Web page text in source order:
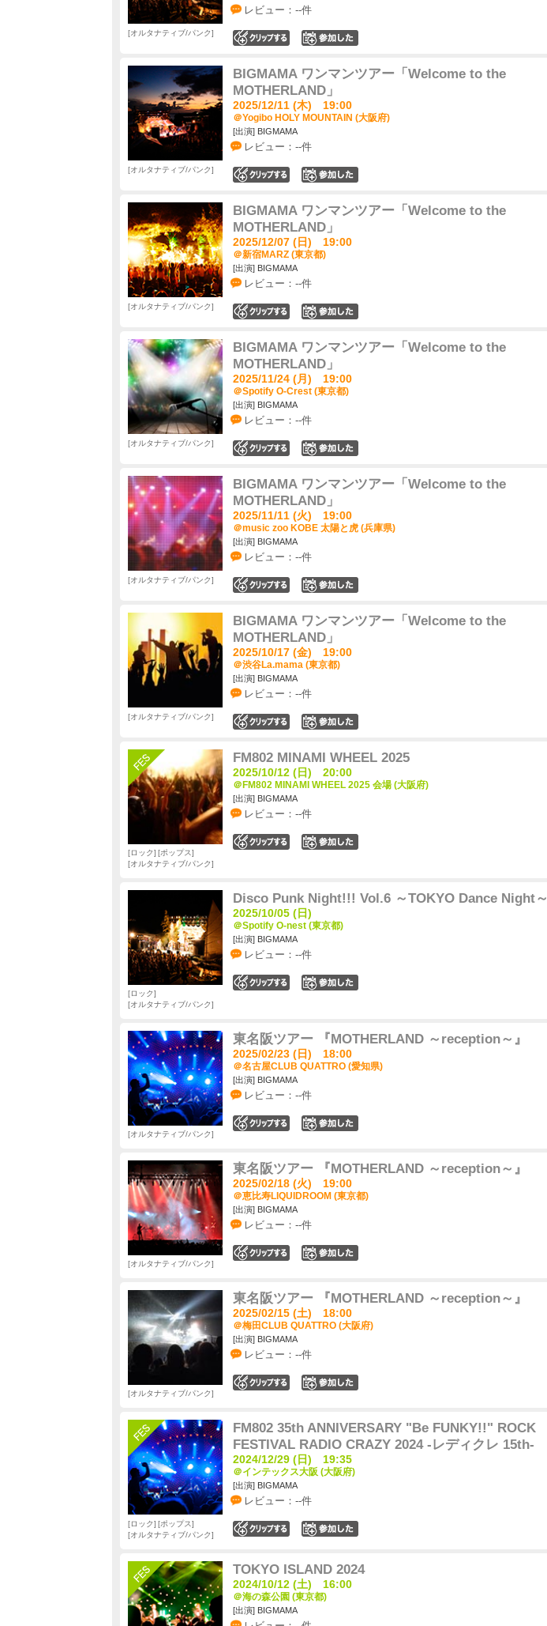
レビュー：--件
オルタナティブ/パンク
BIGMAMA ワンマンツアー「Welcome to the
MOTHERLAND」
2025/12/11 (木) 19:00
＠Yogibo HOLY MOUNTAIN (大阪府)
[出演] BIGMAMA
レビュー：--件
オルタナティブ/パンク
BIGMAMA ワンマンツアー「Welcome to the
MOTHERLAND」
2025/12/07 (日) 19:00
＠新宿MARZ (東京都)
[出演] BIGMAMA
レビュー：--件
オルタナティブ/パンク
BIGMAMA ワンマンツアー「Welcome to the
MOTHERLAND」
2025/11/24 (月) 19:00
＠Spotify O-Crest (東京都)
[出演] BIGMAMA
レビュー：--件
オルタナティブ/パンク
BIGMAMA ワンマンツアー「Welcome to the
MOTHERLAND」
2025/11/11 (火) 19:00
＠music zoo KOBE 太陽と虎 (兵庫県)
[出演] BIGMAMA
レビュー：--件
オルタナティブ/パンク
BIGMAMA ワンマンツアー「Welcome to the
MOTHERLAND」
2025/10/17 (金) 19:00
＠渋谷La.mama (東京都)
[出演] BIGMAMA
レビュー：--件
オルタナティブ/パンク
FM802 MINAMI WHEEL 2025
2025/10/12 (日) 20:00
＠FM802 MINAMI WHEEL 2025 会場 (大阪府)
[出演] BIGMAMA
レビュー：--件
ロック
ポップス
オルタナティブ/パンク
Disco Punk Night!!! Vol.6 ～TOKYO Dance Night～
2025/10/05 (日)
＠Spotify O-nest (東京都)
[出演] BIGMAMA
レビュー：--件
ロック
オルタナティブ/パンク
東名阪ツアー 『MOTHERLAND ～reception～』
2025/02/23 (日) 18:00
＠名古屋CLUB QUATTRO (愛知県)
[出演] BIGMAMA
レビュー：--件
オルタナティブ/パンク
東名阪ツアー 『MOTHERLAND ～reception～』
2025/02/18 (火) 19:00
＠恵比寿LIQUIDROOM (東京都)
[出演] BIGMAMA
レビュー：--件
オルタナティブ/パンク
東名阪ツアー 『MOTHERLAND ～reception～』
2025/02/15 (土) 18:00
＠梅田CLUB QUATTRO (大阪府)
[出演] BIGMAMA
レビュー：--件
オルタナティブ/パンク
FM802 35th ANNIVERSARY "Be FUNKY!!" ROCK
FESTIVAL RADIO CRAZY 2024 -レディクレ 15th-
2024/12/29 (日) 19:35
＠インテックス大阪 (大阪府)
[出演] BIGMAMA
レビュー：--件
ロック
ポップス
オルタナティブ/パンク
TOKYO ISLAND 2024
2024/10/12 (土) 16:00
＠海の森公園 (東京都)
[出演] BIGMAMA